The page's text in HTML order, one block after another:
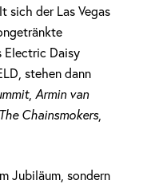
sich der Las Vegas
Electric Daisy
stehen dann
, Armin van
The Chainsmokers,
Jubiläum, sondern